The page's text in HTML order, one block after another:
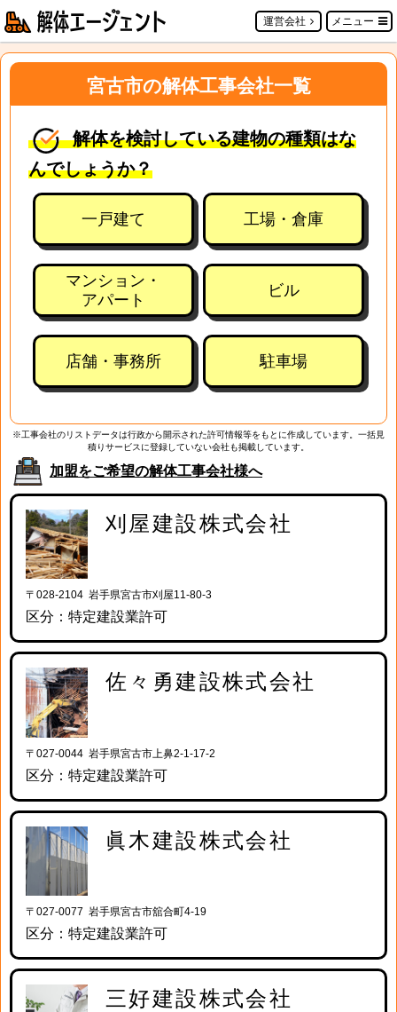
運営会社 メニュー
宮古市の解体工事会社一覧
解体を検討している建物の種類はな
んでしょうか？
一戸建て 工場・倉庫
マンション・
アパート
ビル
店舗・事務所 駐車場
※工事会社のリストデータは行政から開示された許可情報等をもとに作成しています。一括見
積りサービスに登録していない会社も掲載しています。
加盟をご希望の解体工事会社様へ
刈屋建設株式会社
〒028-2104 岩手県宮古市刈屋11-80-3
区分：特定建設業許可
佐々勇建設株式会社
〒027-0044 岩手県宮古市上鼻2-1-17-2
区分：特定建設業許可
眞木建設株式会社
〒027-0077 岩手県宮古市舘合町4-19
区分：特定建設業許可
三好建設株式会社